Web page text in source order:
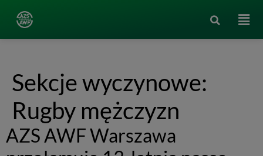
Sekcje wyczynowe:
Rugby mężczyzn
AZS AWF Warszawa